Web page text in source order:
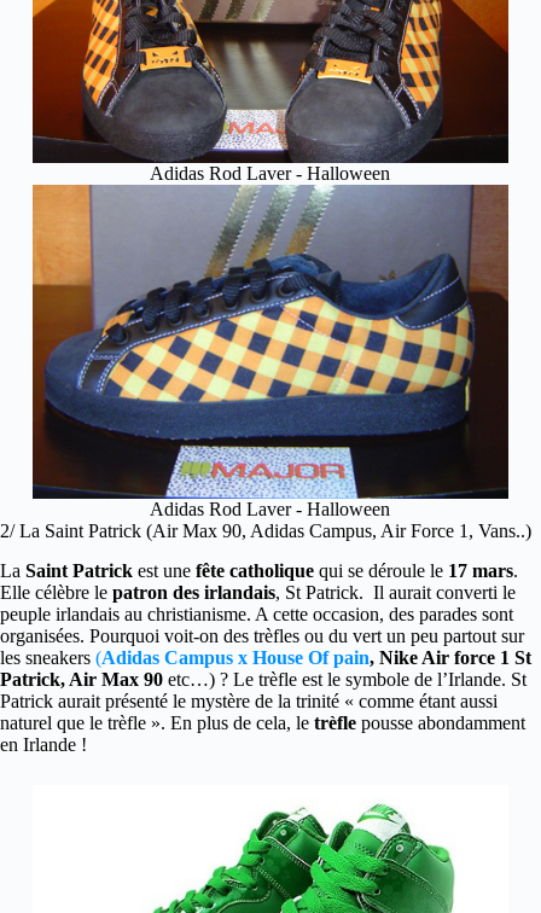
Adidas Rod Laver - Halloween
Adidas Rod Laver - Halloween
2/ La Saint Patrick (Air Max 90, Adidas Campus, Air Force 1, Vans..)
La Saint Patrick est une fête catholique qui se déroule le 17 mars.
Elle célèbre le patron des irlandais, St Patrick. Il aurait converti le
peuple irlandais au christianisme. A cette occasion, des parades sont
organisées. Pourquoi voit-on des trèfles ou du vert un peu partout sur
les sneakers (Adidas Campus x House Of pain, Nike Air force 1 St
Patrick, Air Max 90 etc…) ? Le trèfle est le symbole de l’Irlande. St
Patrick aurait présenté le mystère de la trinité « comme étant aussi
naturel que le trèfle ». En plus de cela, le trèfle pousse abondamment
en Irlande !